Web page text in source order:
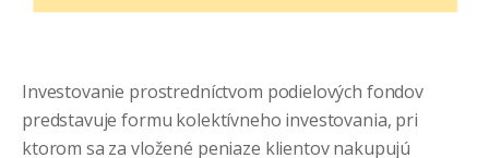
Investovanie prostredníctvom podielových fondov
predstavuje formu kolektívneho investovania, pri
ktorom sa za vložené peniaze klientov nakupujú